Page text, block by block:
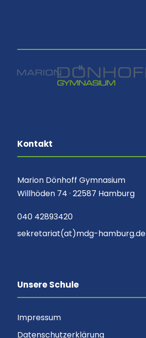
Kontakt
Marion Dönhoff Gymnasium
Willhöden 74 · 22587 Hamburg
040 42893420
sekretariat(at)mdg-hamburg.de
Unsere Schule
Impressum
Datenschutzerklärung